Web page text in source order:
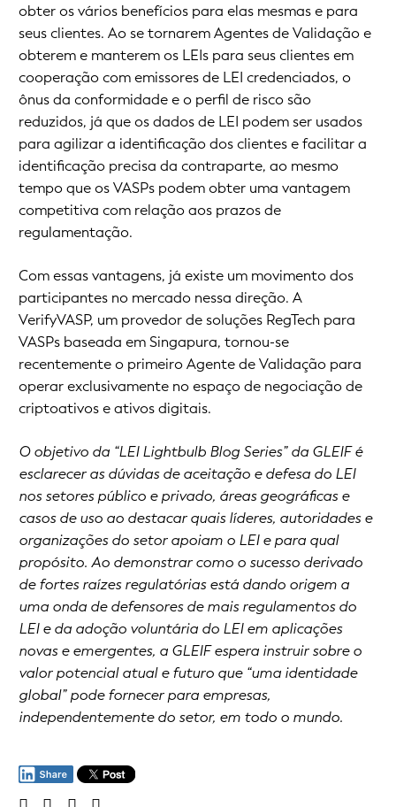
obter os vários benefícios para elas mesmas e para
seus clientes. Ao se tornarem Agentes de Validação e
obterem e manterem os LEIs para seus clientes em
cooperação com emissores de LEI credenciados, o
ônus da conformidade e o perfil de risco são
reduzidos, já que os dados de LEI podem ser usados
para agilizar a identificação dos clientes e facilitar a
identificação precisa da contraparte, ao mesmo
tempo que os VASPs podem obter uma vantagem
competitiva com relação aos prazos de
regulamentação.
Com essas vantagens, já existe um movimento dos
participantes no mercado nessa direção. A
VerifyVASP, um provedor de soluções RegTech para
VASPs baseada em Singapura, tornou-se
recentemente o primeiro Agente de Validação para
operar exclusivamente no espaço de negociação de
criptoativos e ativos digitais.
O objetivo da “LEI Lightbulb Blog Series” da GLEIF é
esclarecer as dúvidas de aceitação e defesa do LEI
nos setores público e privado, áreas geográficas e
casos de uso ao destacar quais líderes, autoridades e
organizações do setor apoiam o LEI e para qual
propósito. Ao demonstrar como o sucesso derivado
de fortes raízes regulatórias está dando origem a
uma onda de defensores de mais regulamentos do
LEI e da adoção voluntária do LEI em aplicações
novas e emergentes, a GLEIF espera instruir sobre o
valor potencial atual e futuro que “uma identidade
global” pode fornecer para empresas,
independentemente do setor, em todo o mundo.